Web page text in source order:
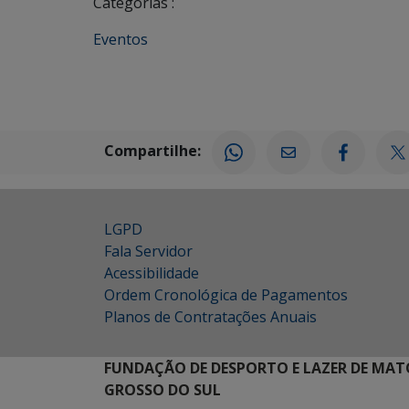
Eventos
Compartilhe:
LGPD
Fala Servidor
Acessibilidade
Ordem Cronológica de Pagamentos
Planos de Contratações Anuais
FUNDAÇÃO DE DESPORTO E LAZER DE
GROSSO DO SUL